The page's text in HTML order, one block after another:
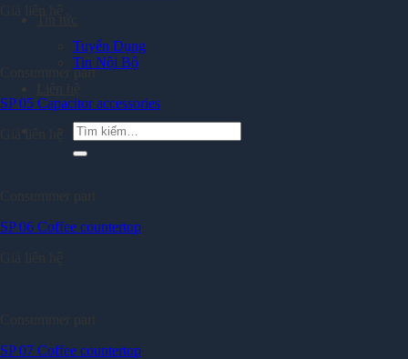
Tuyển Dụng
Tin Nội Bộ
Tìm
kiếm:
Consummer part
SP 05 Capacitor accessories
SP 06 Coffee countertop
SP 07 Coffee countertop